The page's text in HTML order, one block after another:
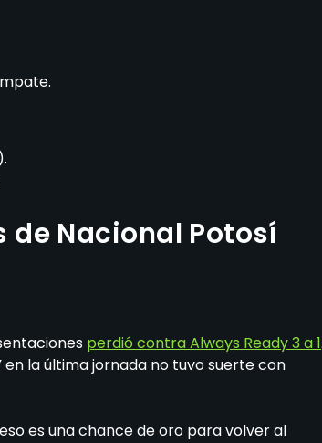
Nacional Potosí
perdió contra Always Ready 3 a 1
en la última jornada no tuvo suerte con
es una chance de oro para volver al